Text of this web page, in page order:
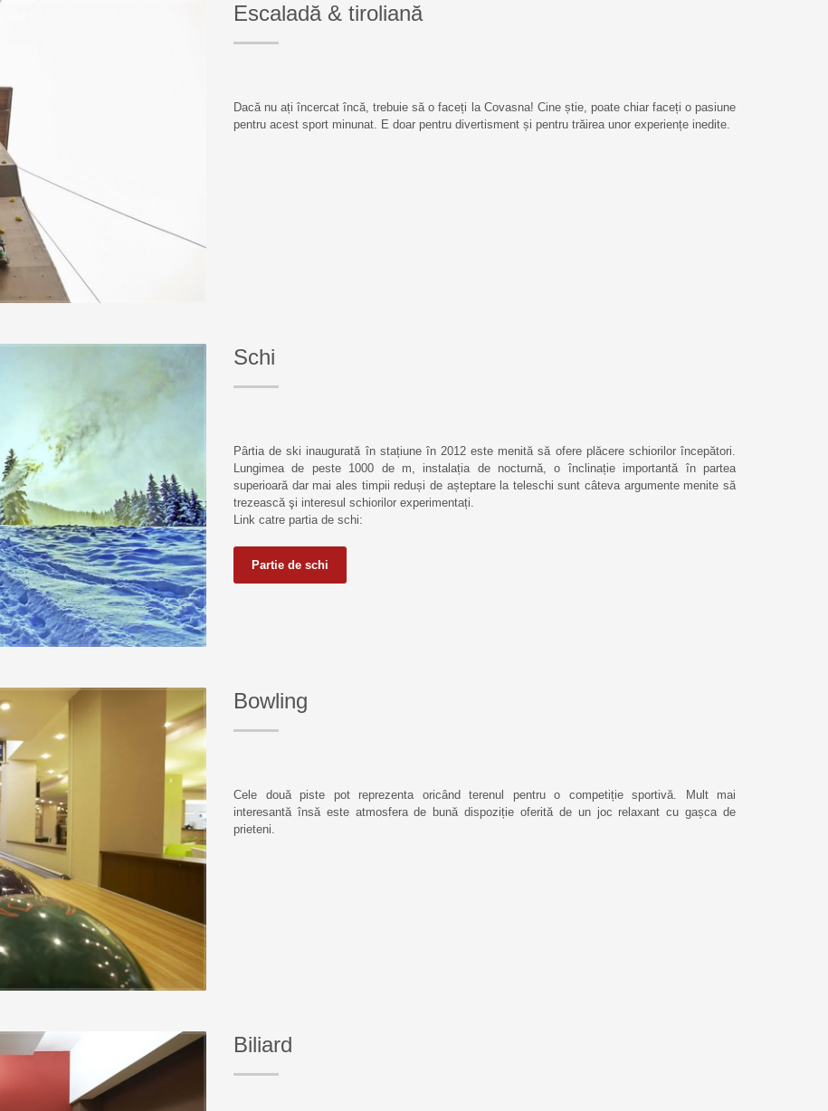
Escaladă & tiroliană
Dacă nu ați încercat încă, trebuie să o faceți la Covasna! Cine știe, poate chiar faceți o pasiune
pentru acest sport minunat. E doar pentru divertisment și pentru trăirea unor experiențe inedite.
Schi
Pârtia de ski inaugurată în stațiune în 2012 este menită să ofere plăcere schiorilor începători.
Lungimea de peste 1000 de m, instalația de nocturnă, o înclinație importantă în partea
superioară dar mai ales timpii reduși de așteptare la teleschi sunt câteva argumente menite să
trezească şi interesul schiorilor experimentați.
Link catre partia de schi:
Partie de schi
Bowling
Cele două piste pot reprezenta oricând terenul pentru o competiție sportivă. Mult mai
interesantă însă este atmosfera de bună dispoziție oferită de un joc relaxant cu gașca de
prieteni.
Biliard